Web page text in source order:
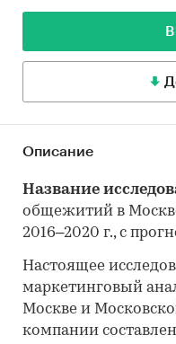
Описание
Название
общежитий в
2016–2020 г., с
Настоящее
маркетинговый
Москве и
компании